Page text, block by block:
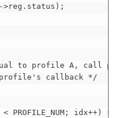
to profile A, call
callback */
PROFILE_NUM; idx++) {